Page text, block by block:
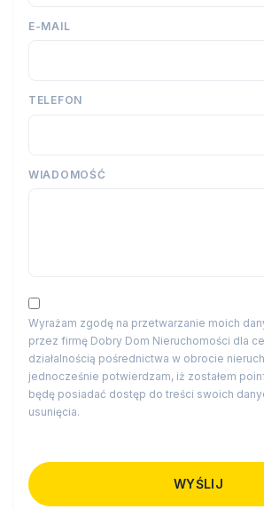
E-MAIL
TELEFON
WIADOMOŚĆ
Wyrażam zgodę na przetwarzanie moich
przez firmę Dobry Dom Nieruchomości dla
działalnością pośrednictwa w obrocie
jednocześnie potwierdzam, iż zostałem
będę posiadać dostęp do treści swoich
usunięcia.